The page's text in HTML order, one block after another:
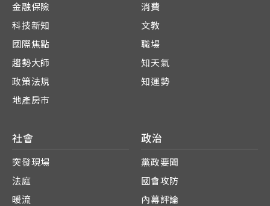
金融保險
科技新知
國際焦點
趨勢大師
政策法規
地產房市
消費
文教
職場
知天氣
知運勢
社會
突發現場
法庭
暖流
政治
黨政要聞
國會攻防
內幕評論